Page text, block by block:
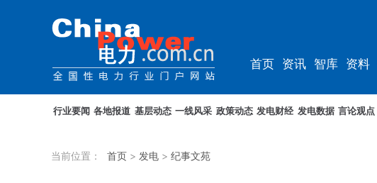
首页 资讯 智库 资料
行业要闻 各地报道 基层动态 一线风采 政策动态 发电财经 发电数据 言论观点
当前位置： 首页 > 发电 > 纪事文苑